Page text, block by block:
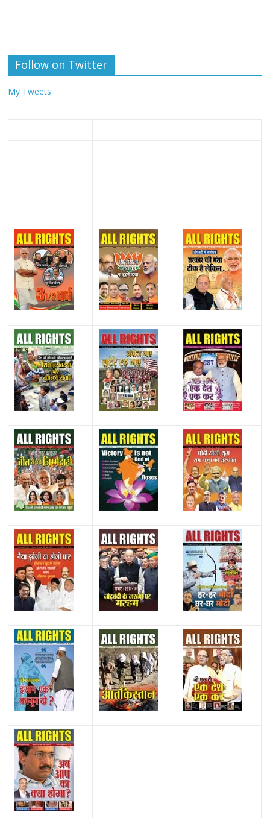
Follow on Twitter
My Tweets